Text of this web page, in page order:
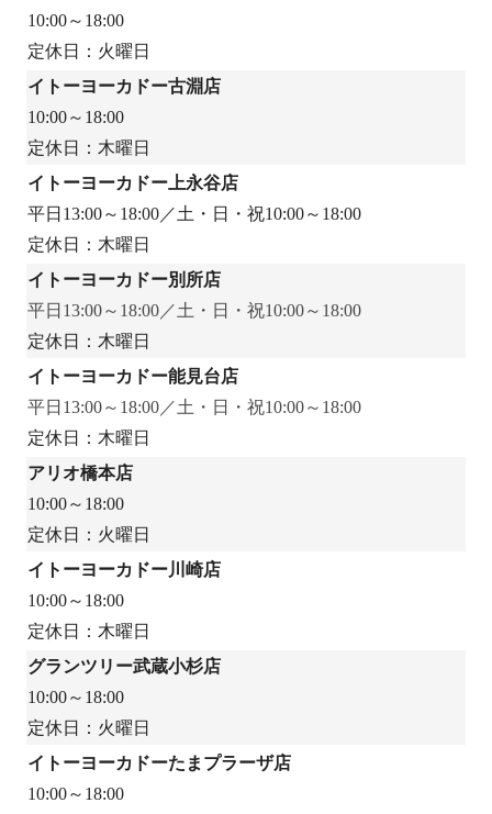
10:00～18:00
定休日：火曜日
イトーヨーカドー古淵店
10:00～18:00
定休日：木曜日
イトーヨーカドー上永谷店
平日13:00～18:00／土・日・祝10:00～18:00
定休日：木曜日
イトーヨーカドー別所店
平日13:00～18:00／土・日・祝10:00～18:00
定休日：木曜日
イトーヨーカドー能見台店
平日13:00～18:00／土・日・祝10:00～18:00
定休日：木曜日
アリオ橋本店
10:00～18:00
定休日：火曜日
イトーヨーカドー川崎店
10:00～18:00
定休日：木曜日
グランツリー武蔵小杉店
10:00～18:00
定休日：火曜日
イトーヨーカドーたまプラーザ店
10:00～18:00